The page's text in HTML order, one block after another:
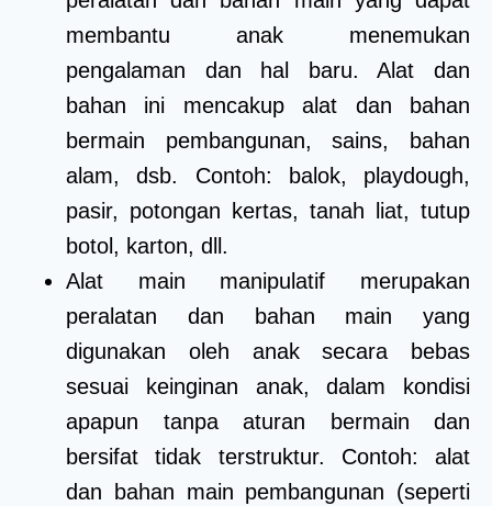
membantu anak menemukan
pengalaman dan hal baru. Alat dan
bahan ini mencakup alat dan bahan
bermain pembangunan, sains, bahan
alam, dsb. Contoh: balok, playdough,
pasir, potongan kertas, tanah liat, tutup
botol, karton, dll.
Alat main manipulatif merupakan
peralatan dan bahan main yang
digunakan oleh anak secara bebas
sesuai keinginan anak, dalam kondisi
apapun tanpa aturan bermain dan
bersifat tidak terstruktur. Contoh: alat
dan bahan main pembangunan (seperti